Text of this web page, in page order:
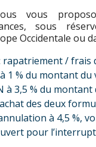
vous
sous
Occidentale ou
: rapatriement / frais
1 % du montant du
à 3,5 % du montant
des deux
à 4,5 %,
pour